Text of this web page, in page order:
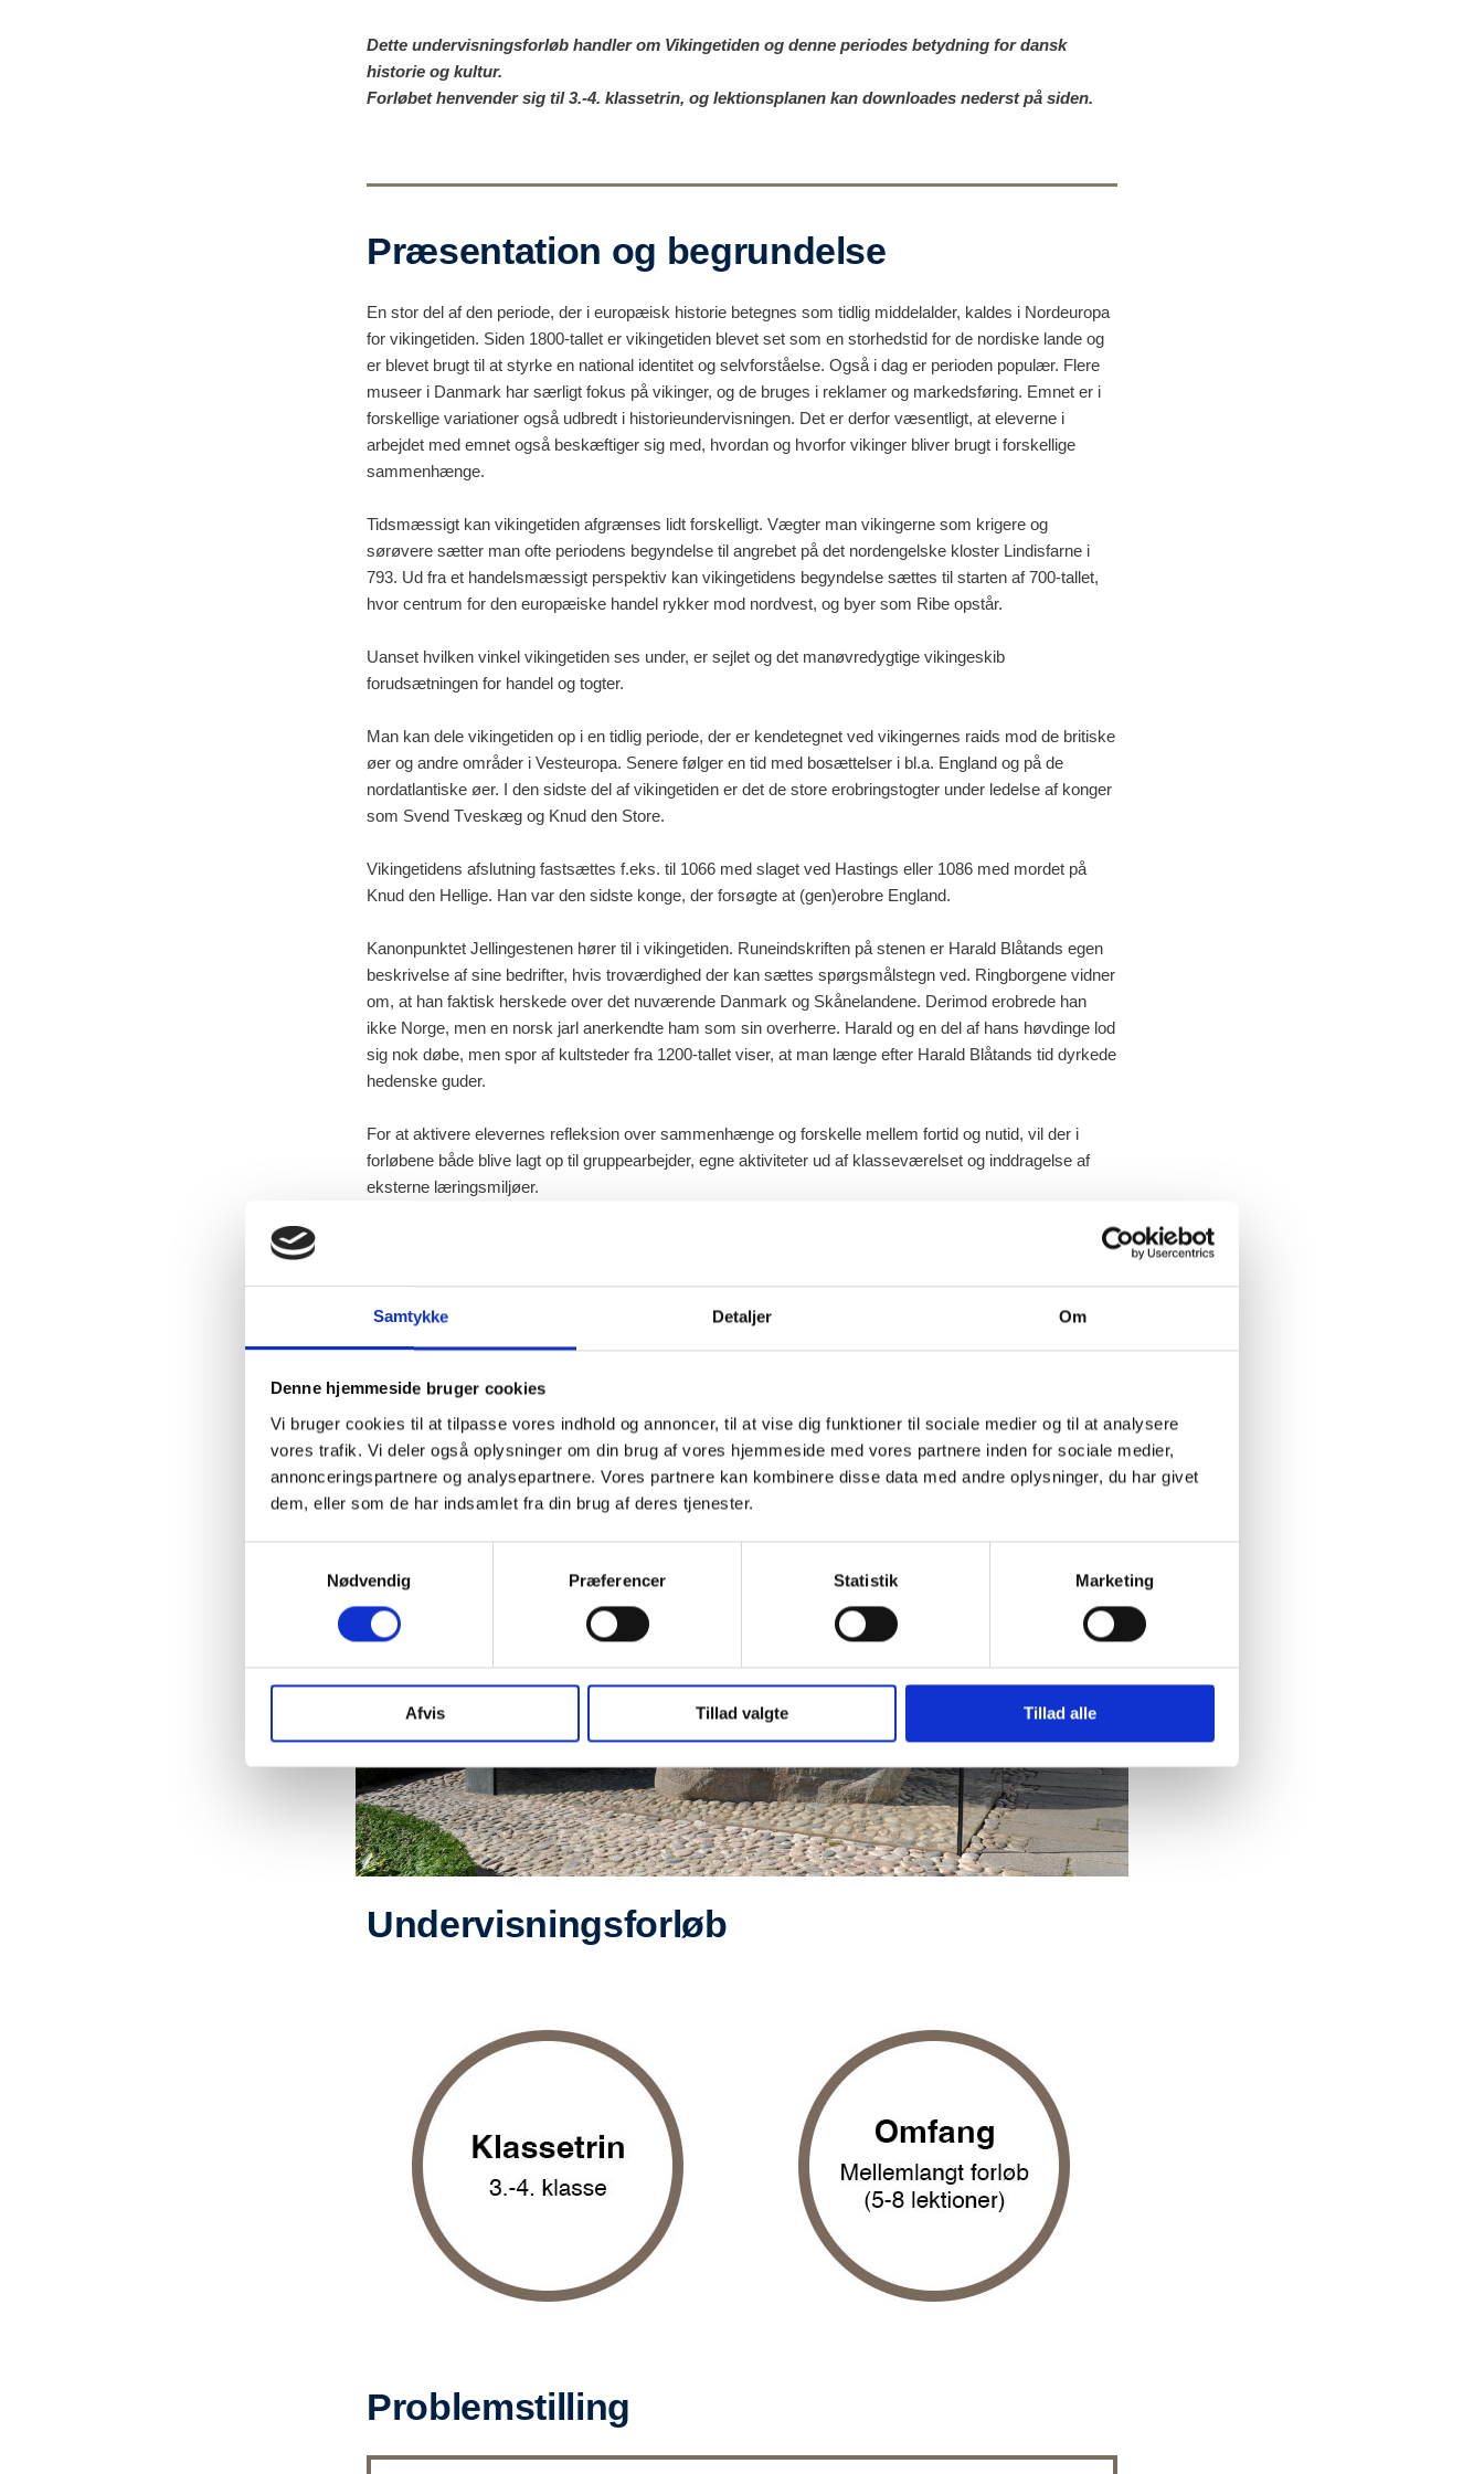
Samtykke Detaljer Om
Denne hjemmeside bruger cookies
Vi bruger cookies til at tilpasse vores indhold og annoncer, til at vise dig funktioner til sociale medier og til at analysere
vores trafik. Vi deler også oplysninger om din brug af vores hjemmeside med vores partnere inden for sociale medier,
annonceringspartnere og analysepartnere. Vores partnere kan kombinere disse data med andre oplysninger, du har givet
dem, eller som de har indsamlet fra din brug af deres tjenester.
Nødvendig
Præferencer Statistik Marketing
Afvis Tillad valgte Tillad alle
Dette undervisningsforløb handler om Vikingetiden og denne periodes betydning for dansk
historie og kultur.
Forløbet henvender sig til 3.-4. klassetrin, og lektionsplanen kan downloades nederst på siden.
Præsentation og begrundelse
En stor del af den periode, der i europæisk historie betegnes som tidlig middelalder, kaldes i Nordeuropa
for vikingetiden. Siden 1800-tallet er vikingetiden blevet set som en storhedstid for de nordiske lande og
er blevet brugt til at styrke en national identitet og selvforståelse. Også i dag er perioden populær. Flere
museer i Danmark har særligt fokus på vikinger, og de bruges i reklamer og markedsføring. Emnet er i
forskellige variationer også udbredt i historieundervisningen. Det er derfor væsentligt, at eleverne i
arbejdet med emnet også beskæftiger sig med, hvordan og hvorfor vikinger bliver brugt i forskellige
sammenhænge.
Tidsmæssigt kan vikingetiden afgrænses lidt forskelligt. Vægter man vikingerne som krigere og
sørøvere sætter man ofte periodens begyndelse til angrebet på det nordengelske kloster Lindisfarne i
793. Ud fra et handelsmæssigt perspektiv kan vikingetidens begyndelse sættes til starten af 700-tallet,
hvor centrum for den europæiske handel rykker mod nordvest, og byer som Ribe opstår.
Uanset hvilken vinkel vikingetiden ses under, er sejlet og det manøvredygtige vikingeskib
forudsætningen for handel og togter.
Man kan dele vikingetiden op i en tidlig periode, der er kendetegnet ved vikingernes raids mod de britiske
øer og andre områder i Vesteuropa. Senere følger en tid med bosættelser i bl.a. England og på de
nordatlantiske øer. I den sidste del af vikingetiden er det de store erobringstogter under ledelse af konger
som Svend Tveskæg og Knud den Store.
Vikingetidens afslutning fastsættes f.eks. til 1066 med slaget ved Hastings eller 1086 med mordet på
Knud den Hellige. Han var den sidste konge, der forsøgte at (gen)erobre England.
Kanonpunktet Jellingestenen hører til i vikingetiden. Runeindskriften på stenen er Harald Blåtands egen
beskrivelse af sine bedrifter, hvis troværdighed der kan sættes spørgsmålstegn ved. Ringborgene vidner
om, at han faktisk herskede over det nuværende Danmark og Skånelandene. Derimod erobrede han
ikke Norge, men en norsk jarl anerkendte ham som sin overherre. Harald og en del af hans høvdinge lod
sig nok døbe, men spor af kultsteder fra 1200-tallet viser, at man længe efter Harald Blåtands tid dyrkede
hedenske guder.
For at aktivere elevernes refleksion over sammenhænge og forskelle mellem fortid og nutid, vil der i
forløbene både blive lagt op til gruppearbejder, egne aktiviteter ud af klasseværelset og inddragelse af
eksterne læringsmiljøer.
Udarbejdet af:
Jens Aage Poulsen
Marie Bonde Olesen
Undervisningsforløb
Problemstilling